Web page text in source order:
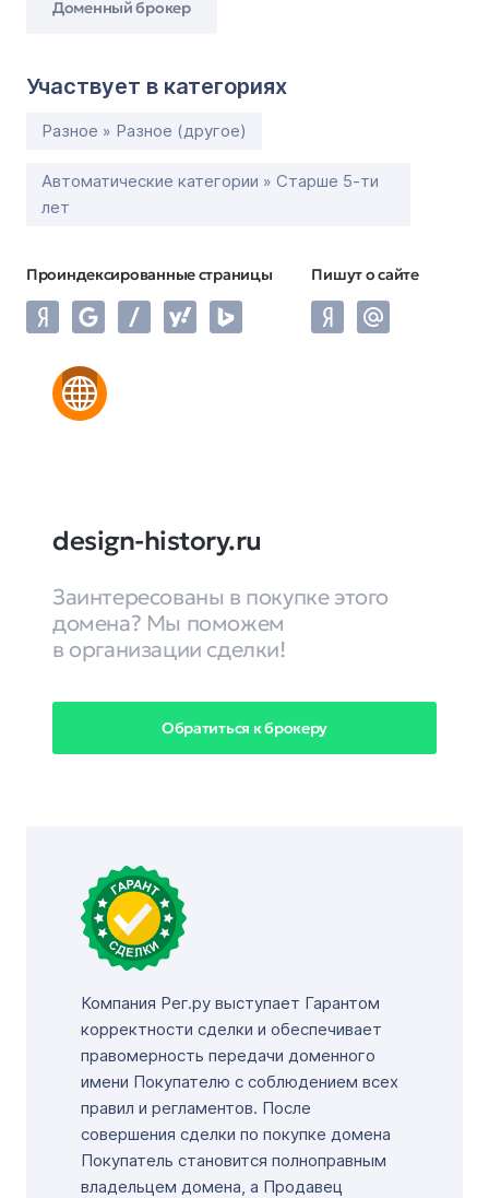
Доменный брокер
Участвует в категориях
Разное » Разное (другое)
Автоматические категории » Старше 5-ти
лет
Проиндексированные страницы Пишут о сайте
design-history.ru
Заинтересованы в покупке этого
домена? Мы поможем
в организации сделки!
Обратиться к брокеру
Компания Рег.ру выступает Гарантом
корректности сделки и обеспечивает
правомерность передачи доменного
имени Покупателю с соблюдением всех
правил и регламентов. После
совершения сделки по покупке домена
Покупатель становится полноправным
владельцем домена, а Продавец